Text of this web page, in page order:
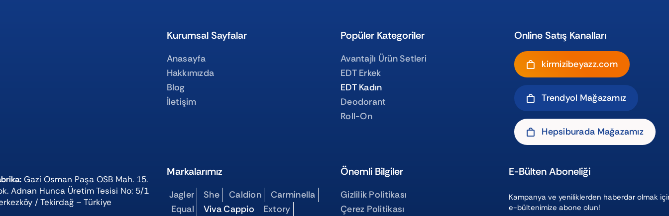
Kurumsal Sayfalar
Anasayfa
Hakkımızda
Blog
İletişim
Popüler Kategoriler
Avantajlı Ürün Setleri
EDT Erkek
EDT Kadın
Deodorant
Roll-On
Online Satış Kanalları
kirmizibeyazz.com
Trendyol Mağazamız
Hepsiburada Mağazamız
Gazi Osman Paşa OSB Mah. 15.
Adnan Hunca Üretim Tesisi No: 5/1
/ Tekirdağ – Türkiye
Markalarımız
Jagler She Caldion
Carminella
Equal
Viva Cappio Extory
Önemli Bilgiler
Gizlilik Politikası
Çerez Politikası
E-Bülten Aboneliği
Kampanya ve yeniliklerden haberdar olmak
e-bültenimize abone olun!